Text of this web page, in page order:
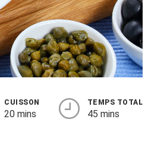
CUISSON
20 mins
TEMPS TOTAL
45 mins